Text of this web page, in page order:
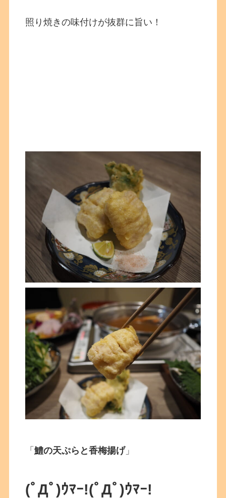
照り焼きの味付けが抜群に旨い！
「鱧の天ぷらと香梅揚げ」
(ﾟДﾟ)ｳﾏｰ!(ﾟДﾟ)ｳﾏｰ!